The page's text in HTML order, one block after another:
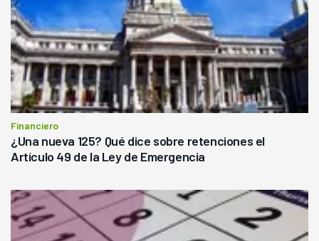
Financiero
¿Una nueva 125? Qué dice sobre retenciones el
Artículo 49 de la Ley de Emergencia